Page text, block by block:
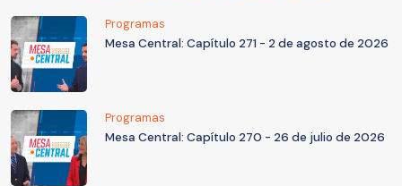
Programas
Mesa Central: Capítulo 271 - 2 de agosto de 2026
Programas
Mesa Central: Capítulo 270 - 26 de julio de 2026